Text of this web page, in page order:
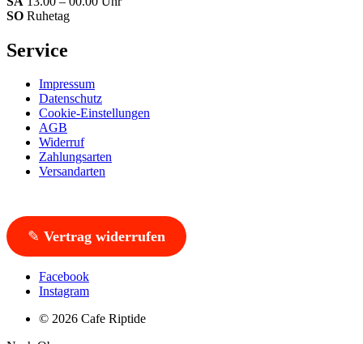
SO Ruhetag
Service
Impressum
Datenschutz
Cookie-Einstellungen
AGB
Widerruf
Zahlungsarten
Versandarten
✎ Vertrag widerrufen
Facebook
Instagram
© 2026 Cafe Riptide